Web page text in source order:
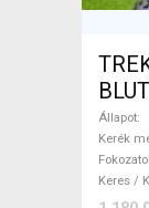
Állapot
Kerék
Keres /